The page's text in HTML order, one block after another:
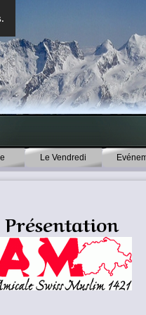
Sauter le menu
▼
Le Vendredi ▼
Présentation